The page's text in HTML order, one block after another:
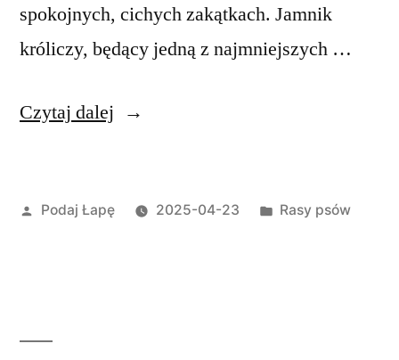
spokojnych, cichych zakątkach. Jamnik
króliczy, będący jedną z najmniejszych …
Czytaj dalej „Jamnik
i
Opublikowane
Podaj Łapę 2025-04-23
Opublikowano
Rasy psów